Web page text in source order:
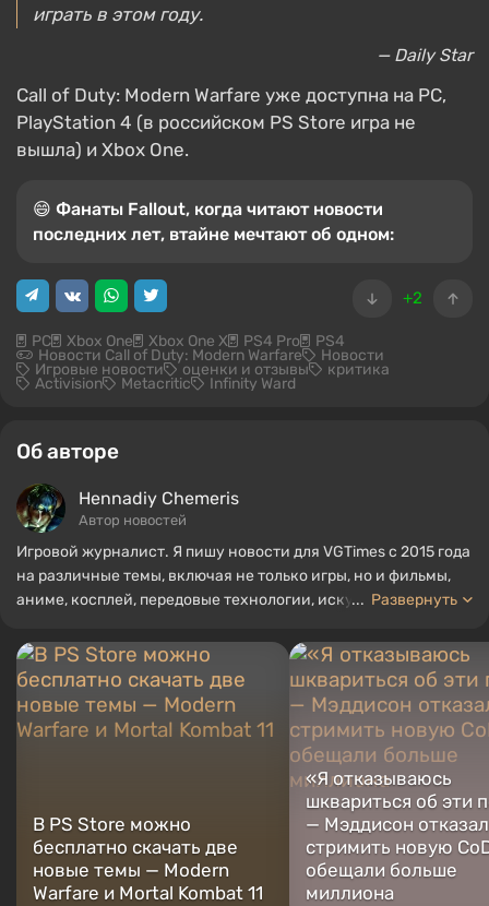
играть в этом году.
— Daily Star
Call of Duty: Modern Warfare уже доступна на PC,
PlayStation 4 (в российском PS Store игра не
вышла) и Xbox One.
😄 Фанаты Fallout, когда читают новости
последних лет, втайне мечтают об одном:
+2
PC Xbox One Xbox One X PS4 Pro PS4
Новости Call of Duty: Modern Warfare Новости
Игровые новости оценки и отзывы критика
Activision Metacritic Infinity Ward
Об авторе
Hennadiy Chemеris
Автор новостей
Игровой журналист. Я пишу новости для VGTimes с 2015 года
на различные темы, включая не только игры, но и фильмы,
аниме, косплей, передовые технологии, искусственный
нескольких обзоров, топов, компиляций и других статей,
связанных с видеоиграми. Я собираю различные игровые
сувениры, включая фигурки, постеры, старые консоли и
многое другое. У меня есть живой интерес к ретро-играм. Я
играю с начала 2000-х на PC и консолях.
... Развернуть
В PS Store можно
бесплатно скачать две
новые темы — Modern
Warfare и Mortal Kombat 11
«Я отказываюсь
шквариться об эти
— Мэддисон
стримить новую
обещали больше
миллиона